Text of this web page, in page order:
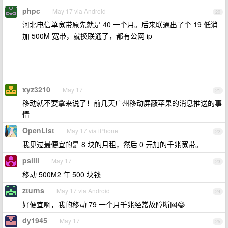
20
phpc May 17 via Android
河北电信单宽带原先就是 40 一个月。后来联通出了个 19 低消
加 500M 宽带，就换联通了，都有公网 ip
21
xyz3210 May 17
移动就不要拿来说了！前几天广州移动屏蔽苹果的消息推送的事
情
22
OpenList May 17 via iPhone
我见过最便宜的是 8 块的月租，然后 0 元加的千兆宽带。
23
psllll May 17
移动 500M2 年 500 块钱
24
zturns May 17 via Android
好便宜啊，我的移动 79 一个月千兆经常故障断网😂
25
dy1945 May 17